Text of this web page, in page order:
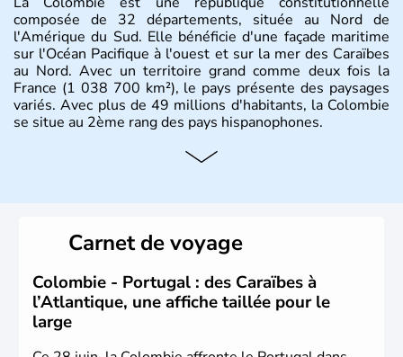
composée de 32 départements, située au Nord de
l'Amérique du Sud. Elle bénéficie d'une façade maritime
sur l'Océan Pacifique à l'ouest et sur la mer des Caraïbes
au Nord. Avec un territoire grand comme deux fois la
France (1 038 700 km²), le pays présente des paysages
variés. Avec plus de 49 millions d'habitants, la Colombie
se situe au 2ème rang des pays hispanophones.
Histoire et administration
en 1538, qui est toujours la capitale. C'est en 1810, que
le premier parlement s'établit à Bogotà, suivi en 1813
par la proclamation de l'indépendance. la Colombie est
une République depuis 1830.
Carnet de voyage
Colombie - Portugal : des Caraïbes à
l’Atlantique, une affiche taillée pour le
large